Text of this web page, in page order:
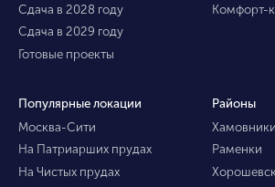
Сдача в 2028 году
Сдача в 2029 году
Готовые проекты
Комфорт-
Популярные локации
Москва-Сити
На Патриарших прудах
На Чистых прудах
Районы
Хамовники
Раменки